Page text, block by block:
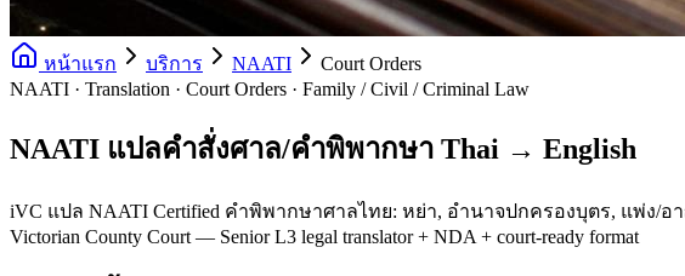
หน้าแรก บริการ NAATI
Court Orders
NAATI · Translation · Court Orders · Family / Civil / Criminal Law
NAATI แปลคำสั่งศาล/คำพิพากษา Thai → English
iVC แปล NAATI Certified คำพิพากษาศาลไทย: หย่า, อำนาจปกครองบุตร, แพ่ง/อา
Victorian County Court — Senior L3 legal translator + NDA + court-ready format